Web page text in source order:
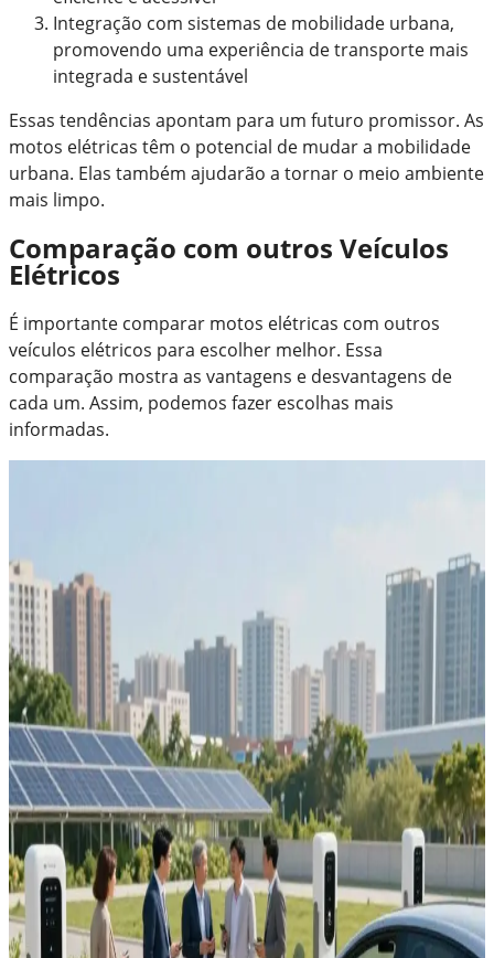
Integração com sistemas de mobilidade urbana,
promovendo uma experiência de transporte mais
integrada e sustentável
Essas tendências apontam para um futuro promissor. As
motos elétricas têm o potencial de mudar a mobilidade
urbana. Elas também ajudarão a tornar o meio ambiente
mais limpo.
Comparação com outros Veículos
Elétricos
É importante comparar motos elétricas com outros
veículos elétricos para escolher melhor. Essa
comparação mostra as vantagens e desvantagens de
cada um. Assim, podemos fazer escolhas mais
informadas.